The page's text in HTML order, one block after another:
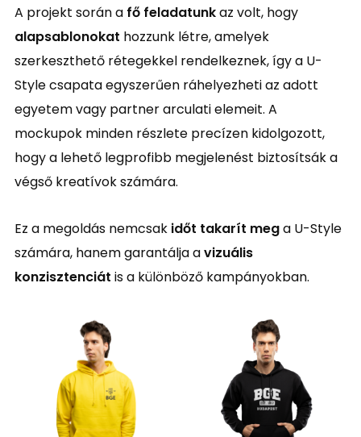
A projekt során a fő feladatunkaz volt, hogy
alapsablonokat hozzunk létre, amelyek
szerkeszthető rétegekkel rendelkeznek, így a U-
Style csapata egyszerűen ráhelyezheti az adott
egyetem vagy partner arculati elemeit. A
mockupok minden részlete precízen kidolgozott,
hogy a lehető legprofibb megjelenést biztosítsák a
végső kreatívok számára.
Ez a megoldás nemcsak időt takarít mega U-Style
számára, hanem garantálja avizuális
konzisztenciát is a különböző kampányokban.